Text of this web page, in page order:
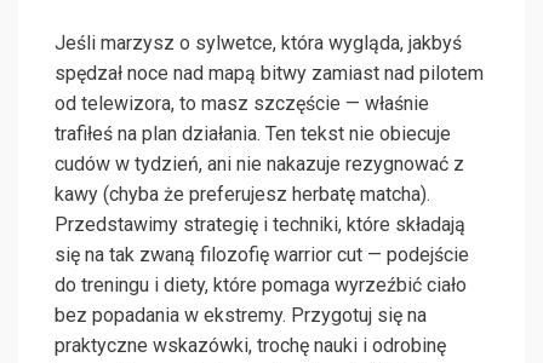
Jeśli marzysz o sylwetce, która wygląda, jakbyś
spędzał noce nad mapą bitwy zamiast nad pilotem
od telewizora, to masz szczęście — właśnie
trafiłeś na plan działania. Ten tekst nie obiecuje
cudów w tydzień, ani nie nakazuje rezygnować z
kawy (chyba że preferujesz herbatę matcha).
Przedstawimy strategię i techniki, które składają
się na tak zwaną filozofię warrior cut — podejście
do treningu i diety, które pomaga wyrzeźbić ciało
bez popadania w ekstremy. Przygotuj się na
praktyczne wskazówki, trochę nauki i odrobinę